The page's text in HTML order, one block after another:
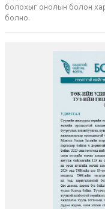
болохыг онолын болон
болно.